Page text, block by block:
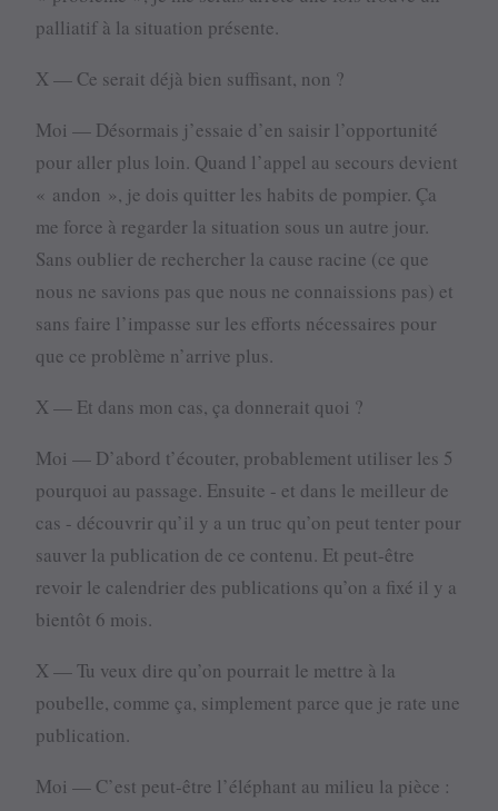
palliatif à la situation présente.
X — Ce serait déjà bien suffisant, non ?
Moi — Désormais j’essaie d’en saisir l’opportunité
pour aller plus loin. Quand l’appel au secours devient
« andon », je dois quitter les habits de pompier. Ça
me force à regarder la situation sous un autre jour.
Sans oublier de rechercher la cause racine (ce que
nous ne savions pas que nous ne connaissions pas) et
sans faire l’impasse sur les efforts nécessaires pour
que ce problème n’arrive plus.
X — Et dans mon cas, ça donnerait quoi ?
Moi — D’abord t’écouter, probablement utiliser les 5
pourquoi au passage. Ensuite - et dans le meilleur de
cas - découvrir qu’il y a un truc qu’on peut tenter pour
sauver la publication de ce contenu. Et peut-être
revoir le calendrier des publications qu’on a fixé il y a
bientôt 6 mois.
X — Tu veux dire qu’on pourrait le mettre à la
poubelle, comme ça, simplement parce que je rate une
publication.
Moi — C’est peut-être l’éléphant au milieu la pièce :